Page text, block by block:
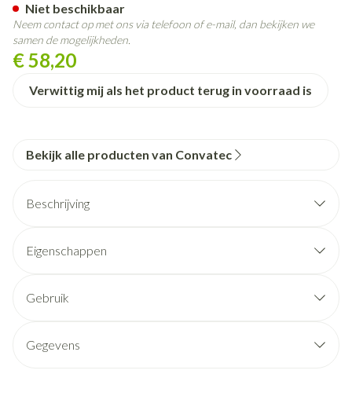
€ 58,20
Verwittig mij als het product terug in voorraad is
Niet beschikbaar
Neem contact op met ons via telefoon of e-mail, dan bekijken we
samen de mogelijkheden.
Bekijk alle producten van Convatec
Beschrijving
Eigenschappen
Gebruik
Dag- & Nachtzakken
Gegevens